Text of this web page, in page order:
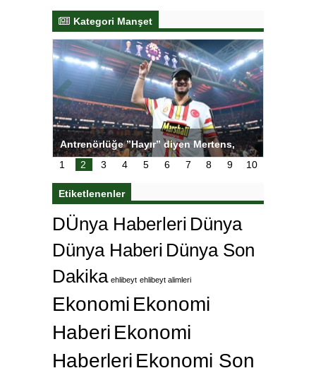
Kategori Manşet
Salihli Sporcuları Kuraş’ta Gururlandırdı
1 2 3 4 5 6 7 8 9 10
Etiketlenenler
DÜnya Haberleri Dünya
Dünya Haberi Dünya Son
Dakika ehlibeyt ehlibeyt alimleri
Ekonomi Ekonomi
Haberi Ekonomi
Haberleri Ekonomi Son